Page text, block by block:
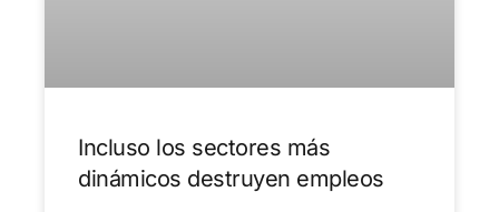
Incluso los sectores más
dinámicos destruyen empleos